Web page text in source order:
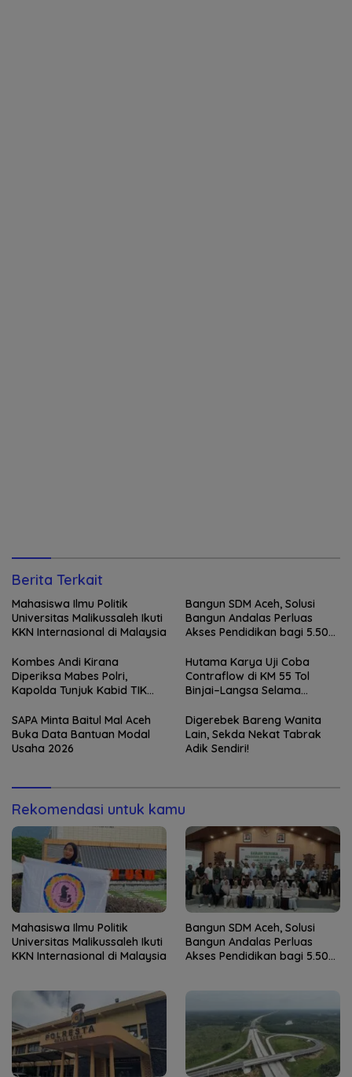
Berita Terkait
Mahasiswa Ilmu Politik
Universitas Malikussaleh Ikuti
KKN Internasional di Malaysia
Bangun SDM Aceh, Solusi
Bangun Andalas Perluas
Akses Pendidikan bagi 5.500
Kombes Andi Kirana
Diperiksa Mabes Polri,
Kapolda Tunjuk Kabid TIK
Kapolresta Banda Aceh
Hutama Karya Uji Coba
Contraflow di KM 55 Tol
Binjai–Langsa Selama
SAPA Minta Baitul Mal Aceh
Buka Data Bantuan Modal
Usaha 2026
Digerebek Bareng Wanita
Lain, Sekda Nekat Tabrak
Adik Sendiri!
Rekomendasi untuk kamu
Mahasiswa Ilmu Politik
Universitas Malikussaleh Ikuti
KKN Internasional di Malaysia
Bangun SDM Aceh, Solusi
Bangun Andalas Perluas
Akses Pendidikan bagi 5.500